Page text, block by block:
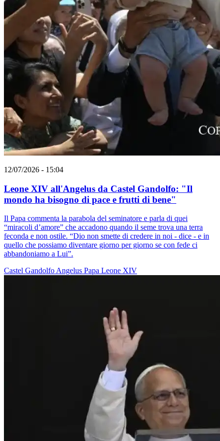
12/07/2026 - 15:04
Leone XIV all'Angelus da Castel Gandolfo: "Il
mondo ha bisogno di pace e frutti di bene"
Il Papa commenta la parabola del seminatore e parla di quei
“miracoli d’amore” che accadono quando il seme trova una terra
feconda e non ostile. “Dio non smette di credere in noi - dice - e in
quello che possiamo diventare giorno per giorno se con fede ci
abbandoniamo a Lui”.
Castel GandolfoAngelus Papa Leone XIV